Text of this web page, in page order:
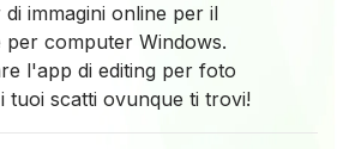
immagini online per il
per computer Windows.
l'app di editing per foto
tuoi scatti ovunque ti trovi!